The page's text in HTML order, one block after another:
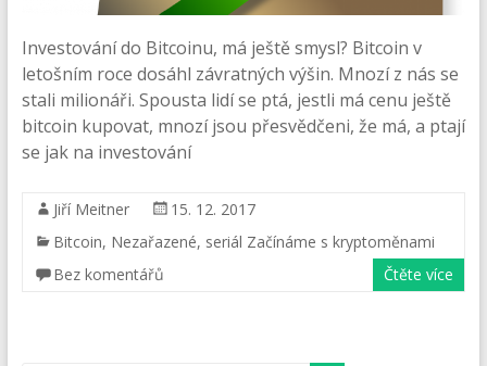
Investování do Bitcoinu, má ještě smysl? Bitcoin v
letošním roce dosáhl závratných výšin. Mnozí z nás se
stali milionáři. Spousta lidí se ptá, jestli má cenu ještě
bitcoin kupovat, mnozí jsou přesvědčeni, že má, a ptají
se jak na investování
Jiří Meitner
15. 12. 2017
Bitcoin, Nezařazené, seriál Začínáme s kryptoměnami
Bez komentářů
Čtěte více